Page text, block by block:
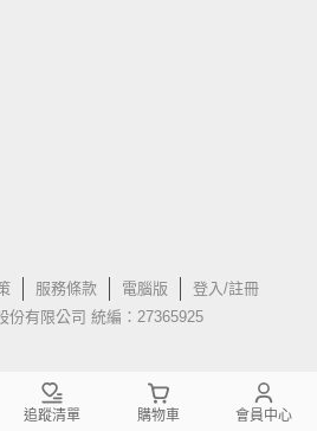
服務條款 電腦版
登入/註冊
份有限公司 統編：27365925
追蹤清單 購物車 會員中心